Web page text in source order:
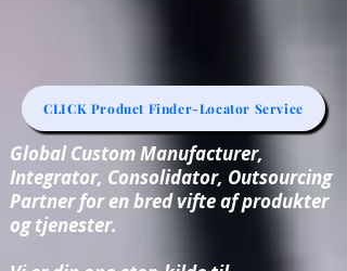
CLICK Product Finder-Locator Service
Global Custom Manufacturer,
Integrator, Consolidator, Outsourcing
Partner for en bred vifte af produkter
og tjenester.